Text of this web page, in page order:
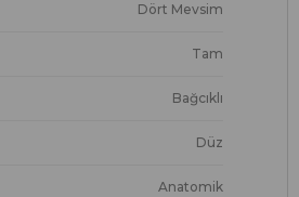
Dört Mevsim
Tam
Bağcıklı
Düz
Anatomik